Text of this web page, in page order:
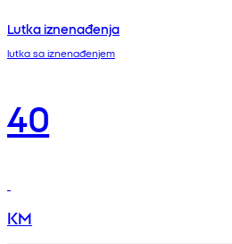
Lutka iznenađenja
lutka sa iznenađenjem
40
KM